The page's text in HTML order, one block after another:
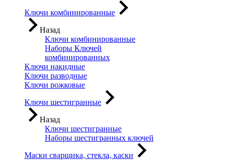
Ключи комбинированные
Назад
Ключи комбинированные
Наборы Ключей
комбинированных
Ключи накидные
Ключи разводные
Ключи рожковые
Ключи шестигранные
Назад
Ключи шестигранные
Наборы шестигранных ключей
Маски сварщика, стекла, каски